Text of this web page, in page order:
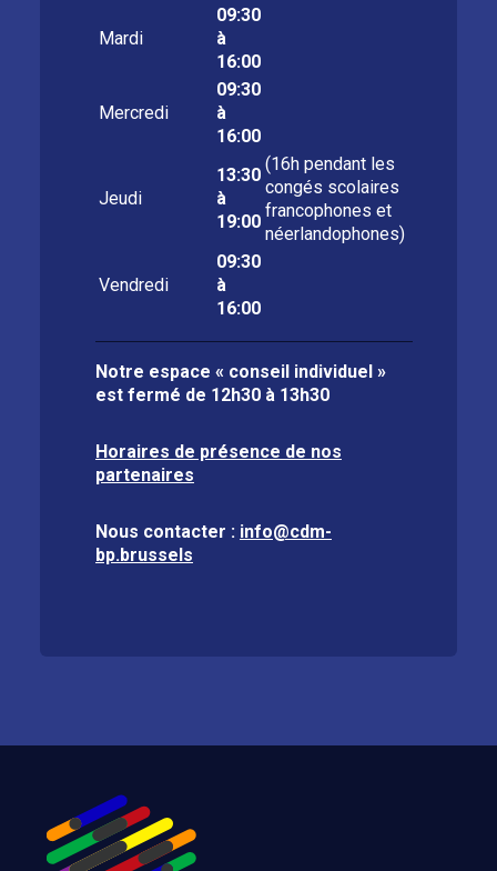
Mardi
09:30
à
16:00
Mercredi
09:30
à
16:00
Jeudi
13:30
à
19:00
(16h pendant les
congés scolaires
francophones et
néerlandophones)
Vendredi
09:30
à
16:00
Notre espace « conseil individuel »
est fermé de 12h30 à 13h30
Horaires de présence de nos
partenaires
Nous contacter : info@cdm-
bp.brussels